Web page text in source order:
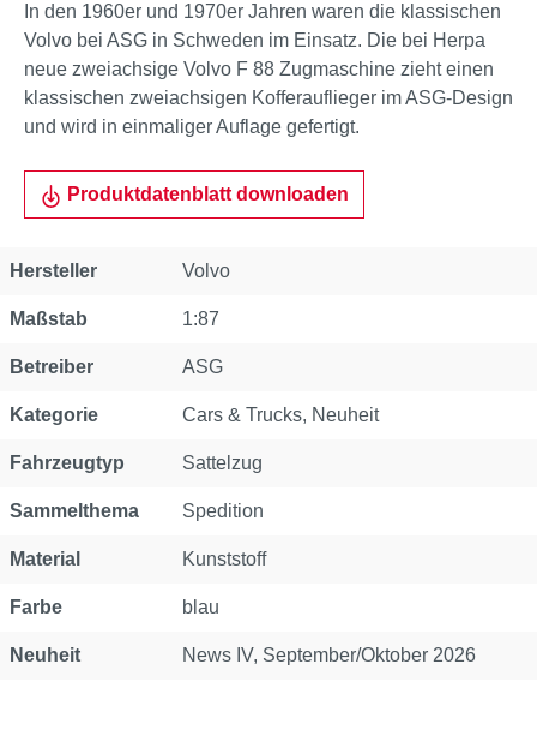
In den 1960er und 1970er Jahren waren die klassischen
Volvo bei ASG in Schweden im Einsatz. Die bei Herpa
neue zweiachsige Volvo F 88 Zugmaschine zieht einen
klassischen zweiachsigen Kofferauflieger im ASG-Design
und wird in einmaliger Auflage gefertigt.
Produktdatenblatt downloaden
Eigenschaft
Hersteller Volvo
Maßstab 1:87
Betreiber ASG
Kategorie Cars & Trucks, Neuheit
Fahrzeugtyp Sattelzug
Sammelthema Spedition
Material Kunststoff
Farbe blau
Neuheit News IV, September/Oktober 2026